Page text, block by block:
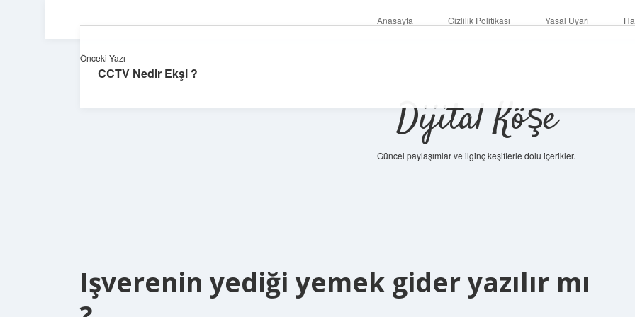
Anasayfa Gizlilik Politikası Yasal Uyarı
Dijital Köşe
Güncel paylaşımlar ve ilginç keşiflerle dolu içerikler.
Işverenin yediği yemek gider yazılır mı
Önceki Yazı
CCTV Nedir Ekşi ?